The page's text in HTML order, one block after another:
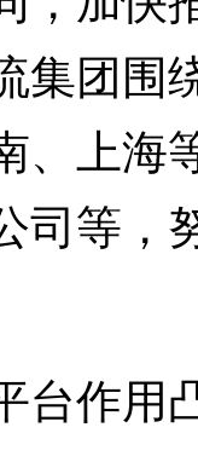
集团围
、上海
司等，
作用